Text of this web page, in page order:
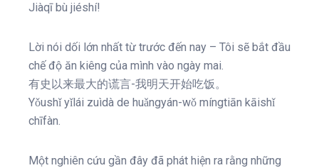
Jiàqī bù jiéshí!
Lời nói dối lớn nhất từ ​​trước đến nay – Tôi sẽ bắt đầu
chế độ ăn kiêng của mình vào ngày mai.
有史以来最大的谎言-我明天开始吃饭。
Yǒushǐ yǐlái zuìdà de huǎngyán-wǒ míngtiān kāishǐ
chīfàn.
Một nghiên cứu gần đây đã phát hiện ra rằng những